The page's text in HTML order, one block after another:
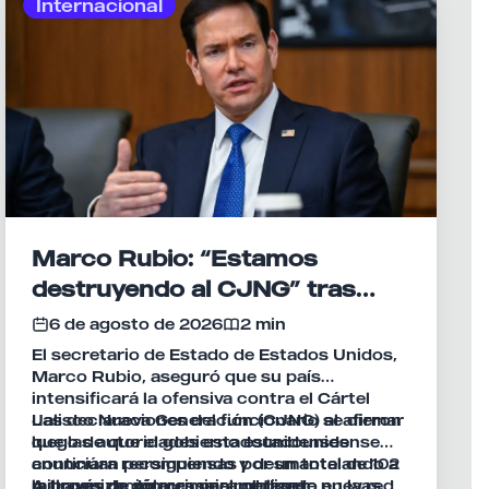
Internacional
Marco Rubio: “Estamos
destruyendo al CJNG” tras
nuevas sanciones de EU
6 de agosto de 2026
2 min
El secretario de Estado de Estados Unidos,
Marco Rubio, aseguró que su país
intensificará la ofensiva contra el Cártel
Jalisco Nueva Generación (CJNG) al afirmar
que las autoridades estadounidenses
continúan persiguiendo y desmantelando a
Las declaraciones del funcionario se dieron
luego de que el gobierno estadounidense
anunciara recompensas por un total de 102